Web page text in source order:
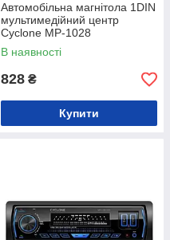
Автомобільна магнітола 1DIN
мультимедійний центр
Cyclone MP-1028
В наявності
828 ₴
Купити